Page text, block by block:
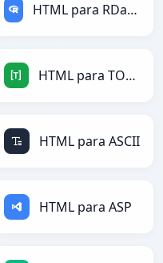
HTML para RDataFrame
HTML para TOML
HTML para ASCII
HTML para ASP